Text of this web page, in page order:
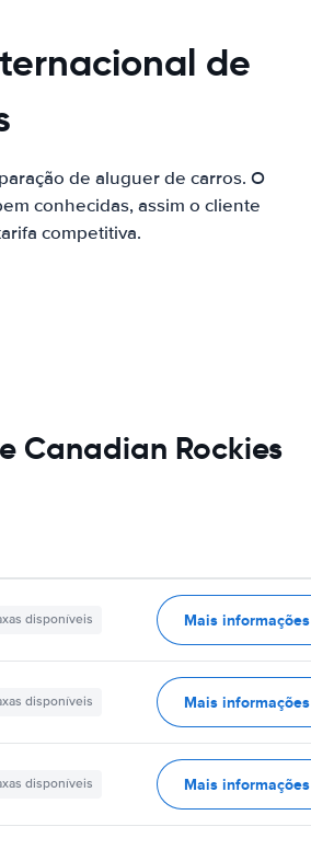
de
de aluguer de carros. O
conhecidas, assim o cliente
competitiva.
Canadian Rockies
disponíveis Mais informações
disponíveis Mais informações
disponíveis Mais informações